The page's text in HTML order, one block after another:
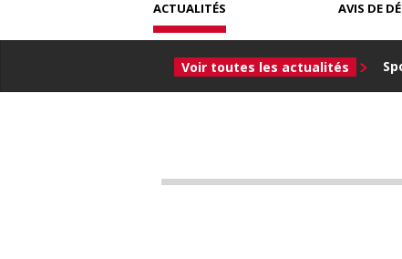
ACTUALITÉS
Voir toutes les actualités
AVIS DE